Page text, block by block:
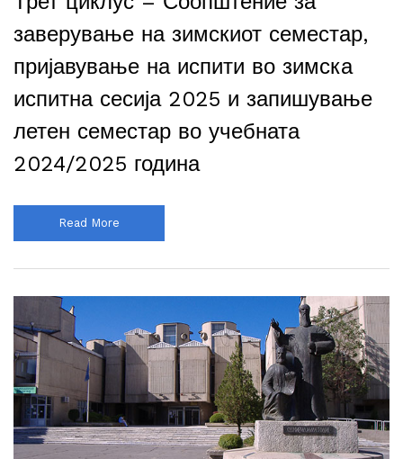
заверување на зимскиот семестар,
пријавување на испити во зимска
испитна сесија 2025 и запишување
летен семестар во учебната
2024/2025 година
Read More